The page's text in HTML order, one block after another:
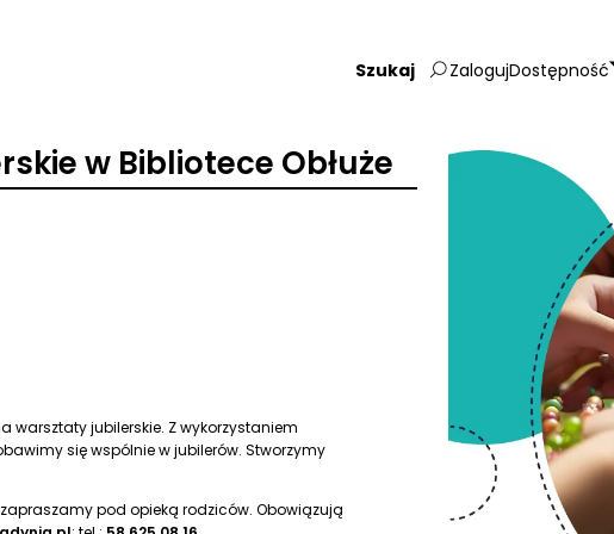
Wpisz
ZalogujDostępność
w Bibliotece Obłuże
warsztaty jubilerskie. Z wykorzystaniem
się wspólnie w jubilerów. Stworzymy
pod opieką rodziców. Obowiązują